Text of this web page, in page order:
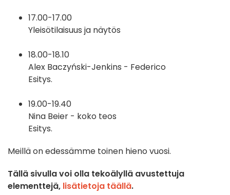
17.00-17.00
Yleisötilaisuus ja näytös
18.00-18.10
Alex Baczyński-Jenkins - Federico
Esitys.
19.00-19.40
Nina Beier - koko teos
Esitys.
Meillä on edessämme toinen hieno vuosi.
Tällä sivulla voi olla tekoälyllä avustettuja
elementtejä, lisätietoja täällä.